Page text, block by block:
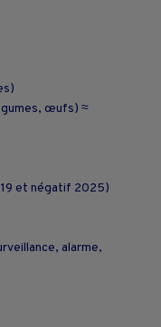
œufs) ≈
et négatif 2025)
alarme,